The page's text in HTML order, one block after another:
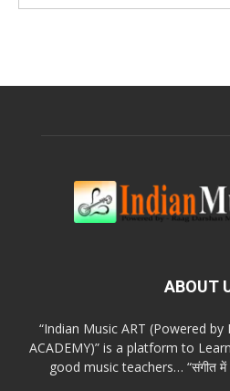
ABOUT
“Indian Music ART (Powered by
ACADEMY)” is a platform to
good music teachers… “संगीत में